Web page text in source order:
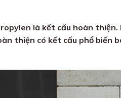
là kết cấu hoàn
thiện có kết cấu phổ biến